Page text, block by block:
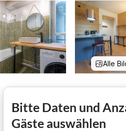
Alle
Bitte Daten und
Gäste auswählen